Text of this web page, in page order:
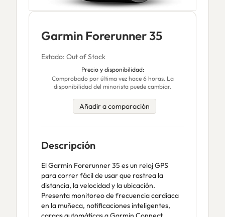
Garmin Forerunner 35
Estado: Out of Stock
Precio y disponibilidad:
Comprobado por última vez hace 6 horas. La
disponibilidad del minorista puede cambiar.
Añadir a comparación
Descripción
El Garmin Forerunner 35 es un reloj GPS
para correr fácil de usar que rastrea la
distancia, la velocidad y la ubicación.
Presenta monitoreo de frecuencia cardíaca
en la muñeca, notificaciones inteligentes,